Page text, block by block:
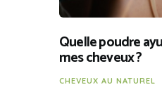
Quelle poudre
mes cheveux ?
CHEVEUX AU NATUREL